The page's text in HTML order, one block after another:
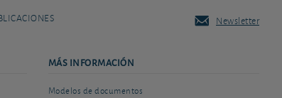
Newsletter
MÁS INFORMACIÓN
Modelos de documentos